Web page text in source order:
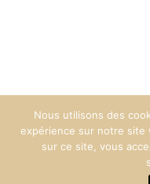
Mentions
Nous utilisons des
expérience sur notre site
sur ce site, vous